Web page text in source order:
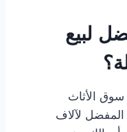
لبيع
الأثاث
المفضل لآلاف